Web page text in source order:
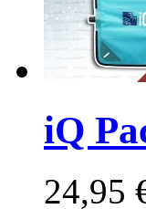
iQ
24,95